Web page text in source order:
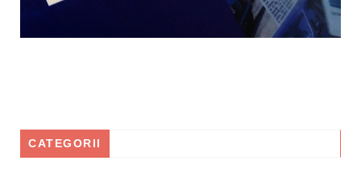
CATEGORII